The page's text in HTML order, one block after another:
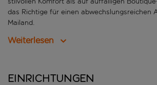
das Richtige für einen abwechslungsreichen
Mailand.
Weiterlesen
Einrichtungen